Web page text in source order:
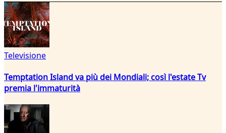
Televisione
Temptation Island va più dei Mondiali; così l'estate Tv
premia l'immaturità